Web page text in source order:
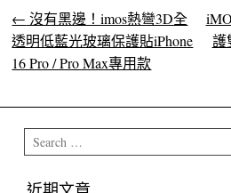
Post navigation
← 沒有黑邊！imos熱彎3D全
透明低藍光玻璃保護貼iPhone
16 Pro / Pro Max專用款
護
Search